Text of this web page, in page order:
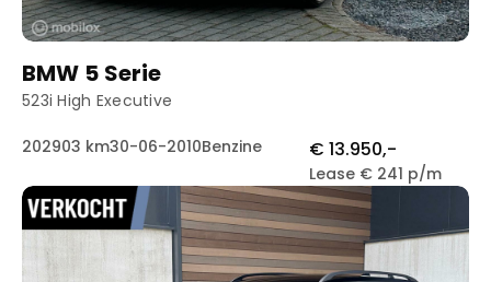
BMW 5 Serie
523i High Executive
202903 km30-06-2010Benzine € 13.950,-
Lease € 241 p/m